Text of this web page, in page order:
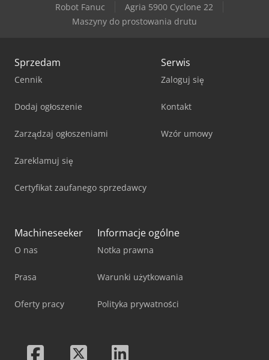
Robot Fanuc
Agria 5900 Cyclone 22
Maszyny do prostowania drutu
Sprzedam
Cennik
Dodaj ogłoszenie
Zarządzaj ogłoszeniami
Zareklamuj się
Certyfikat zaufanego sprzedawcy
Serwis
Zaloguj się
Kontakt
Wzór umowy
Machineseeker
O nas
Prasa
Oferty pracy
Informacje ogólne
Notka prawna
Warunki użytkowania
Polityka prywatności